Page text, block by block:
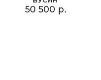
50 500 р.